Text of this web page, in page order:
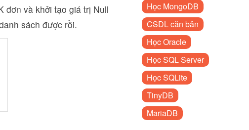
đơn và khởi tạo giá trị Null
sách được rồi.
Học MongoDB
CSDL căn bản
Học Oracle
Học SQL Server
Học SQLite
TinyDB
MariaDB